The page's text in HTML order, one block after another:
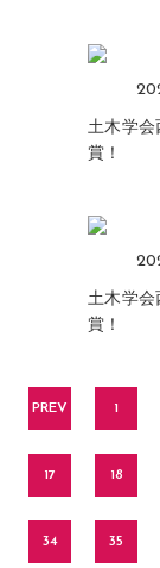
土木学会
賞！
土木学会
賞！
PREV 1
17 18
34 35